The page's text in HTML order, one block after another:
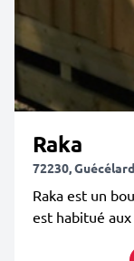
Raka
72230, Guécélard
Raka est un
est habitué